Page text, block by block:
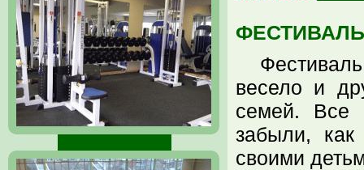
весело и
семей. Все
забыли,
своими